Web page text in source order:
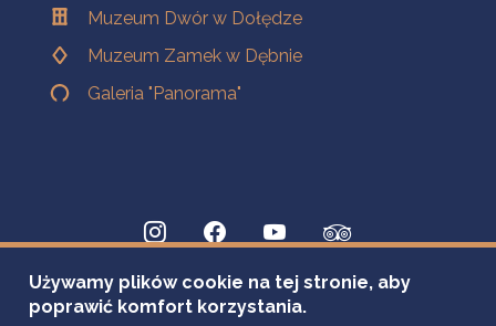
Muzeum Dwór w Dołędze
Muzeum Zamek w Dębnie
Galeria "Panorama"
Używamy plików cookie na tej stronie, aby
poprawić komfort korzystania.